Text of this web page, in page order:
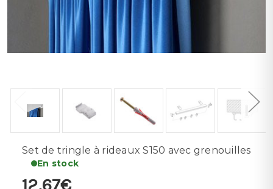
Set de tringle à rideaux S150 avec grenouilles
En stock
12,67€